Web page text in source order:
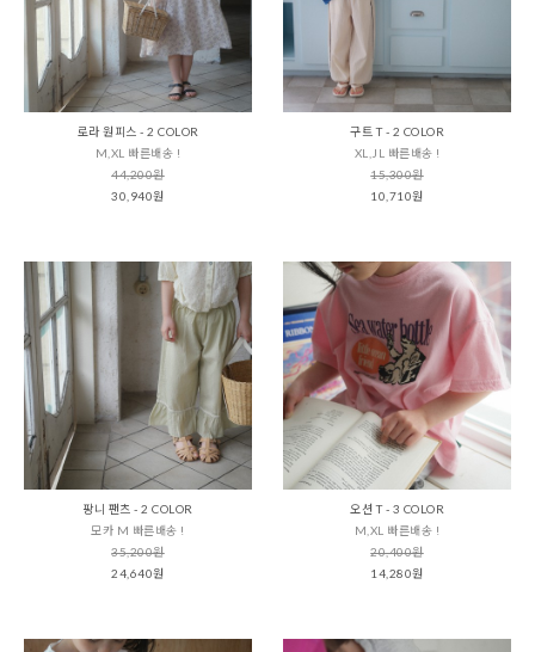
로라 원피스 - 2 COLOR
M,XL 빠른배송 !
44,200원
30,940원
구트 T - 2 COLOR
XL,JL 빠른배송 !
15,300원
10,710원
팡니 팬츠 - 2 COLOR
모카 M 빠른배송 !
35,200원
24,640원
오션 T - 3 COLOR
M,XL 빠른배송 !
20,400원
14,280원